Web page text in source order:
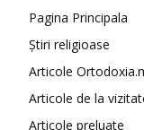
Pagina Principala
Știri religioase
Articole
Articole de la
Articole preluate